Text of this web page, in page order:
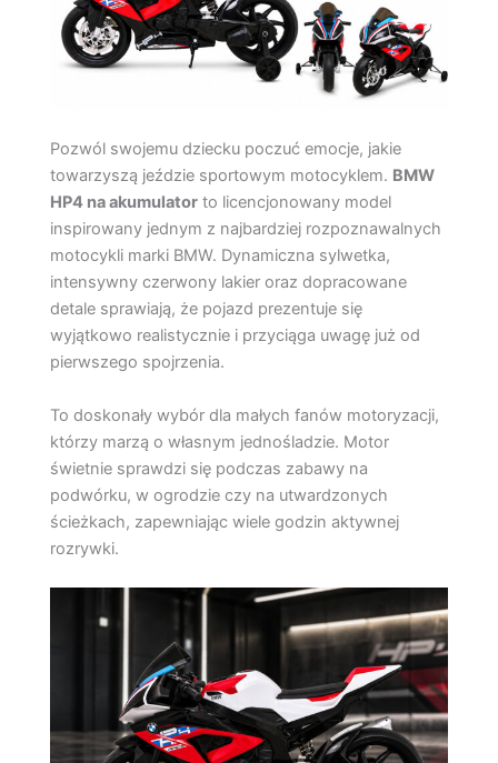
Pozwól swojemu dziecku poczuć emocje, jakie
towarzyszą jeździe sportowym motocyklem. BMW
HP4 na akumulator to licencjonowany model
inspirowany jednym z najbardziej rozpoznawalnych
motocykli marki BMW. Dynamiczna sylwetka,
intensywny czerwony lakier oraz dopracowane
detale sprawiają, że pojazd prezentuje się
wyjątkowo realistycznie i przyciąga uwagę już od
pierwszego spojrzenia.
To doskonały wybór dla małych fanów motoryzacji,
którzy marzą o własnym jednośladzie. Motor
świetnie sprawdzi się podczas zabawy na
podwórku, w ogrodzie czy na utwardzonych
ścieżkach, zapewniając wiele godzin aktywnej
rozrywki.